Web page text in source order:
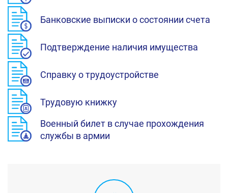
Банковские выписки о состоянии счета
Подтверждение наличия имущества
Справку о трудоустройстве
Трудовую книжку
Военный билет в случае прохождения
службы в армии